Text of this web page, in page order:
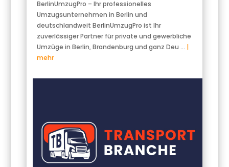
BerlinUmzugPro – Ihr professionelles
Umzugsunternehmen in Berlin und
deutschlandweit BerlinUmzugPro ist Ihr
zuverlässiger Partner für private und gewerbliche
Umzüge in Berlin, Brandenburg und ganz Deu … |
mehr